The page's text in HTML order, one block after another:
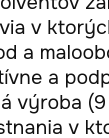
v
a
a
výroba (9
v